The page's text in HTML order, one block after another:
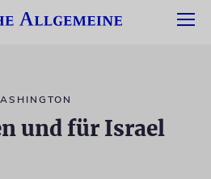
und für Israel